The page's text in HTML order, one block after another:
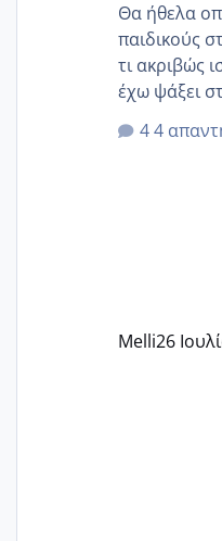
Θα ήθελα
παιδικούς
τι ακριβώς
έχω ψάξει
ότι το
δίδακτρα
Εγώ πήγα σε
4
Melli26